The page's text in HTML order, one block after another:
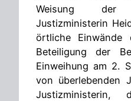
Weisung der
Justizministerin
örtliche Einwände
Beteiligung der
Einweihung am 2.
von überlebenden